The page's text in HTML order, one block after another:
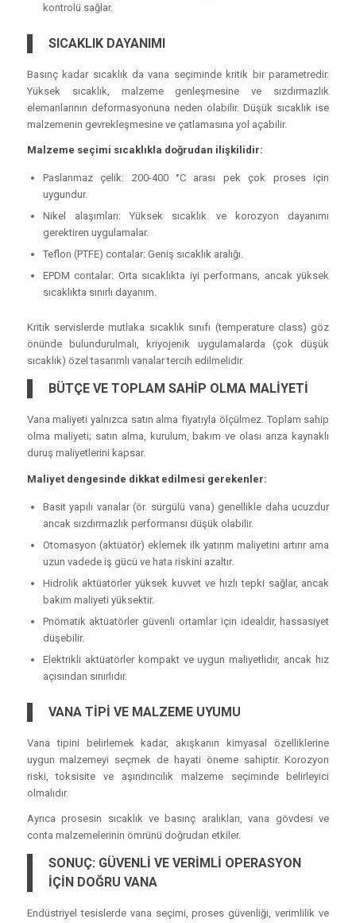
kontrolü sağlar.
SICAKLIK DAYANIMI
Basınç kadar sıcaklık da vana seçiminde kritik bir parametredir.
Yüksek sıcaklık, malzeme genleşmesine ve sızdırmazlık
elemanlarının deformasyonuna neden olabilir. Düşük sıcaklık ise
malzemenin gevrekleşmesine ve çatlamasına yol açabilir.
Malzeme seçimi sıcaklıkla doğrudan ilişkilidir:
Paslanmaz çelik: 200-400 °C arası pek çok proses için
uygundur.
Nikel alaşımları: Yüksek sıcaklık ve korozyon dayanımı
gerektiren uygulamalar.
Teflon (PTFE) contalar: Geniş sıcaklık aralığı.
EPDM contalar: Orta sıcaklıkta iyi performans, ancak yüksek
sıcaklıkta sınırlı dayanım.
Kritik servislerde mutlaka sıcaklık sınıfı (temperature class) göz
önünde bulundurulmalı, kriyojenik uygulamalarda (çok düşük
sıcaklık) özel tasarımlı vanalar tercih edilmelidir.
BÜTÇE VE TOPLAM SAHİP OLMA MALİYETİ
Vana maliyeti yalnızca satın alma fiyatıyla ölçülmez. Toplam sahip
olma maliyeti; satın alma, kurulum, bakım ve olası arıza kaynaklı
duruş maliyetlerini kapsar.
Maliyet dengesinde dikkat edilmesi gerekenler:
Basit yapılı vanalar (ör. sürgülü vana) genellikle daha ucuzdur
ancak sızdırmazlık performansı düşük olabilir.
Otomasyon (aktüatör) eklemek ilk yatırım maliyetini artırır ama
uzun vadede iş gücü ve hata riskini azaltır.
Hidrolik aktüatörler yüksek kuvvet ve hızlı tepki sağlar, ancak
bakım maliyeti yüksektir.
Pnömatik aktüatörler güvenli ortamlar için idealdir, hassasiyet
düşebilir.
Elektrikli aktüatörler kompakt ve uygun maliyetlidir, ancak hız
açısından sınırlıdır.
VANA TİPİ VE MALZEME UYUMU
Vana tipini belirlemek kadar, akışkanın kimyasal özelliklerine
uygun malzemeyi seçmek de hayati öneme sahiptir. Korozyon
riski, toksisite ve aşındırıcılık malzeme seçiminde belirleyici
olmalıdır.
Ayrıca prosesin sıcaklık ve basınç aralıkları, vana gövdesi ve
conta malzemelerinin ömrünü doğrudan etkiler.
SONUÇ: GÜVENLİ VE VERİMLİ OPERASYON
İÇİN DOĞRU VANA
Endüstriyel tesislerde vana seçimi, proses güvenliği, verimlilik ve